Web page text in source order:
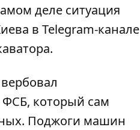
деле ситуация
в Telegram-канале
ФСБ, который сам
Поджоги машин